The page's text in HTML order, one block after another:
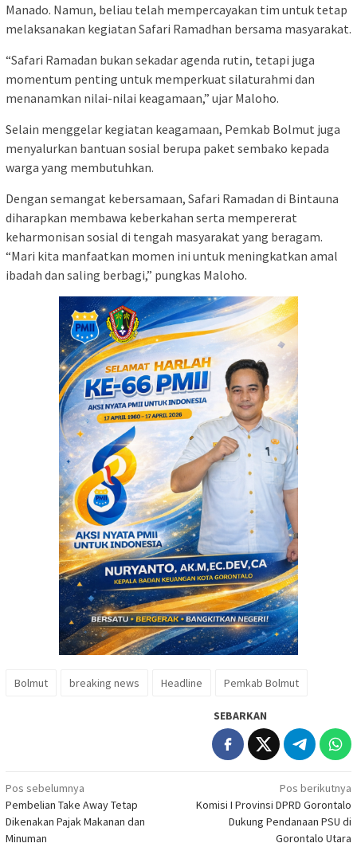
Manado. Namun, beliau telah mempercayakan tim untuk tetap
melaksanakan kegiatan Safari Ramadhan bersama masyarakat.
“Safari Ramadan bukan sekadar agenda rutin, tetapi juga
momentum penting untuk memperkuat silaturahmi dan
menanamkan nilai-nilai keagamaan,” ujar Maloho.
Selain menggelar kegiatan keagamaan, Pemkab Bolmut juga
menyalurkan bantuan sosial berupa paket sembako kepada
warga yang membutuhkan.
Dengan semangat kebersamaan, Safari Ramadan di Bintauna
diharapkan membawa keberkahan serta mempererat
keharmonisan sosial di tengah masyarakat yang beragam.
“Mari kita manfaatkan momen ini untuk meningkatkan amal
ibadah dan saling berbagi,” pungkas Maloho.
Bolmut breaking news Headline Pemkab Bolmut
SEBARKAN
Navigasi
pos
Pos sebelumnya
Pembelian Take Away Tetap
Dikenakan Pajak Makanan dan
Minuman
Pos berikutnya
Komisi I Provinsi DPRD Gorontalo
Dukung Pendanaan PSU di
Gorontalo Utara